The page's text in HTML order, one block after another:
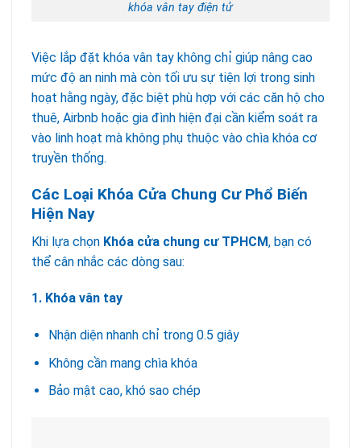
khóa vân tay điện tử
Việc lắp đặt khóa vân tay không chỉ giúp nâng cao
mức độ an ninh mà còn tối ưu sự tiện lợi trong sinh
hoạt hằng ngày, đặc biệt phù hợp với các căn hộ cho
thuê, Airbnb hoặc gia đình hiện đại cần kiểm soát ra
vào linh hoạt mà không phụ thuộc vào chìa khóa cơ
truyền thống.
Các Loại Khóa Cửa Chung Cư Phổ Biến
Hiện Nay
Khi lựa chọn Khóa cửa chung cư TPHCM, bạn có
thể cân nhắc các dòng sau:
1. Khóa vân tay
Nhận diện nhanh chỉ trong 0.5 giây
Không cần mang chìa khóa
Bảo mật cao, khó sao chép